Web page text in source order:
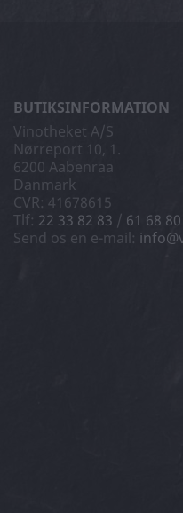
BUTIKSINFORMATION
Vinotheket A/S
Nørreport 10, 1.
6200 Aabenraa
Danmark
CVR: 41678615
Tlf: 22 33 82 83 / 61 68
Send os en e-mail: